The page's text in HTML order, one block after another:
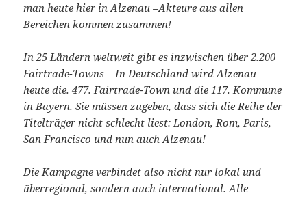
man heute hier in Alzenau –Akteure aus allen
Bereichen kommen zusammen!
In 25 Ländern weltweit gibt es inzwischen über 2.200
Fairtrade-Towns – In Deutschland wird Alzenau
heute die. 477. Fairtrade-Town und die 117. Kommune
in Bayern. Sie müssen zugeben, dass sich die Reihe der
Titelträger nicht schlecht liest: London, Rom, Paris,
San Francisco und nun auch Alzenau!
Die Kampagne verbindet also nicht nur lokal und
überregional, sondern auch international. Alle